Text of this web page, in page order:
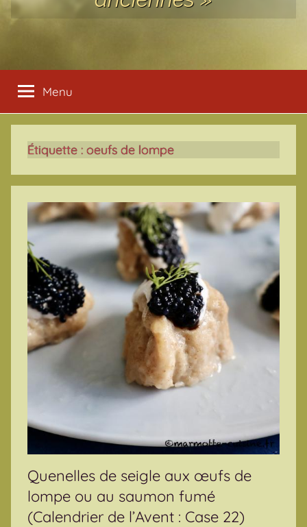
Menu
Étiquette : oeufs de lompe
Quenelles de seigle aux œufs de
lompe ou au saumon fumé
(Calendrier de l’Avent : Case 22)